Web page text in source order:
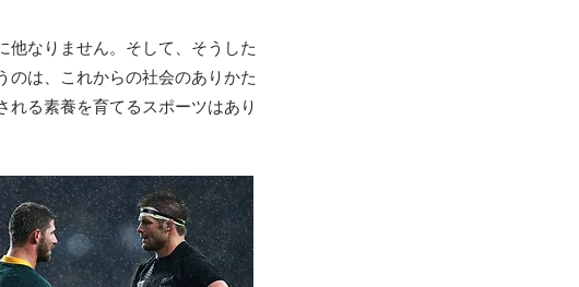
他なりません。そして、そうした
のは、これからの社会のありかた
れる素養を育てるスポーツはあり